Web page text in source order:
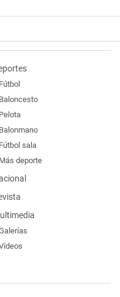
Fútbol
Baloncesto
Pelota
Balonmano
Fútbol sala
Más deporte